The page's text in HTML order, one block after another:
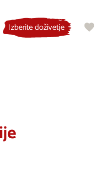
Izberite doživetje